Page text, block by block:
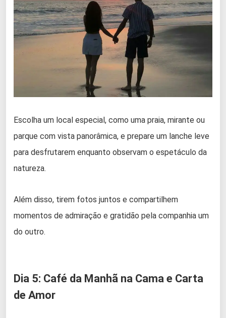
Escolha um local especial, como uma praia, mirante ou
parque com vista panorâmica, e prepare um lanche leve
para desfrutarem enquanto observam o espetáculo da
natureza.
Além disso, tirem fotos juntos e compartilhem
momentos de admiração e gratidão pela companhia um
do outro.
Dia 5: Café da Manhã na Cama e Carta
de Amor